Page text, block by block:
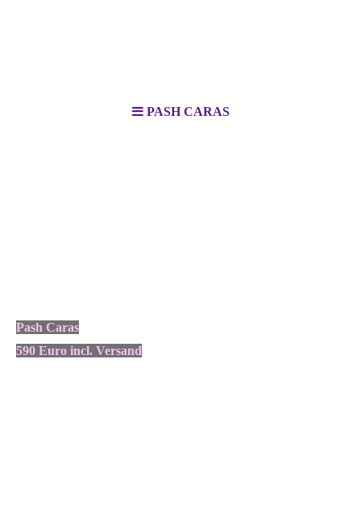
PASH CARAS
Pash Caras
590 Euro incl. Versand